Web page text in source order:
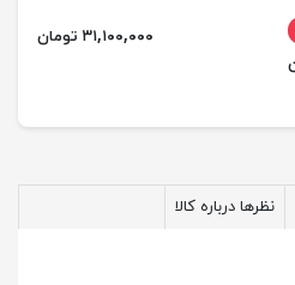
۳۱,۱۰۰,۰۰۰ تومان
نظرها درباره کالا